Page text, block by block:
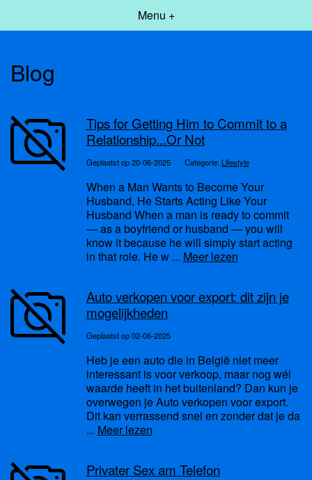
Menu +
Blog
Tips for Getting Him to Commit to a
Relationship...Or Not
Geplaatst op 20-06-2025 Categorie:Lifestyle
When a Man Wants to Become Your
Husband, He Starts Acting Like Your
Husband When a man is ready to commit
— as a boyfriend or husband — you will
know it because he will simply start acting
in that role. He w ... Meer lezen
Auto verkopen voor export: dit zijn je
mogelijkheden
Geplaatst op 02-06-2025
Heb je een auto die in België niet meer
interessant is voor verkoop, maar nog wél
waarde heeft in het buitenland? Dan kun je
overwegen je Auto verkopen voor export.
Dit kan verrassend snel en zonder dat je da
... Meer lezen
Privater Sex am Telefon